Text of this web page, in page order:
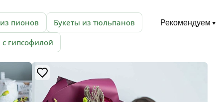
пионов
Букеты из тюльпанов
с гипсофилой
Рекомендуем